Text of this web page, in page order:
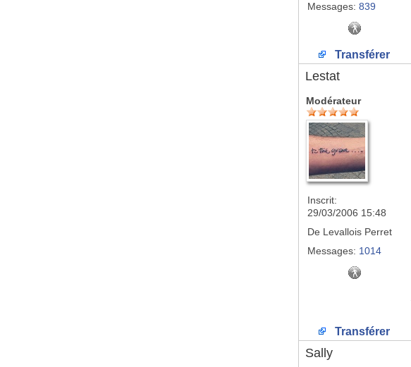
Messages: 839
Transférer
Lestat
Modérateur
Inscrit:
29/03/2006 15:48
De Levallois Perret
Messages: 1014
Transférer
Sally